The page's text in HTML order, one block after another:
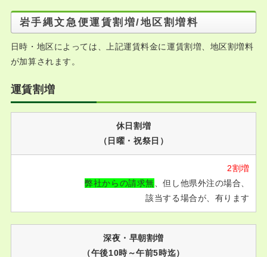
岩手縄文急便運賃割増/地区割増料
日時・地区によっては、上記運賃料金に運賃割増、地区割増料
が加算されます。
運賃割増
休日割増
（日曜・祝祭日）
2割増
弊社からの請求無 、但し他県外注の場合、
該当する場合が、有ります
深夜・早朝割増
（午後10時～午前5時迄）